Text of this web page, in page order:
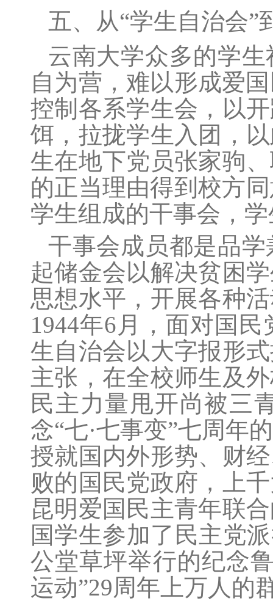
五、从“学生自治会”
云南大学众多的学
自为营，难以形成爱
控制各系学生会，以
饵，拉拢学生入团，
生在地下党员张家驹
的正当理由得到校方
学生组成的干事会，
干事会成员都是品
起储金会以解决贫困
思想水平，开展各种
1944年6月，面对国
生自治会以大字报形
主张，在全校师生及
民主力量甩开尚被三
念“七·七事变”七周年
授就国内外形势、财
败的国民党政府，上
昆明爱国民主青年联
国学生参加了民主党
公堂草坪举行的纪念
运动”29周年上万人的